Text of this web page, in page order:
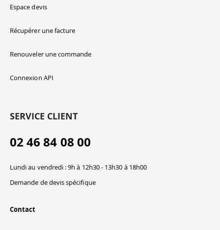
Espace devis
Récupérer une facture
Renouveler une commande
Connexion API
SERVICE CLIENT
02 46 84 08 00
Lundi au vendredi : 9h à 12h30 - 13h30 à 18h00
Demande de devis spécifique
Contact